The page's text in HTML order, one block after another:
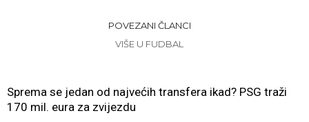
POVEZANI ČLANCI
VIŠE U FUDBAL
Sprema se jedan od najvećih transfera ikad? PSG traži
170 mil. eura za zvijezdu